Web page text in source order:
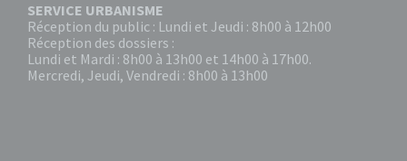
SERVICE URBANISME
Réception du public : Lundi et Jeudi : 8h00 à 12h00
Réception des dossiers :
Lundi et Mardi : 8h00 à 13h00 et 14h00 à 17h00.
Mercredi, Jeudi, Vendredi : 8h00 à 13h00